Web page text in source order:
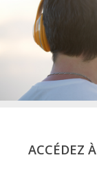
ACCÉDEZ